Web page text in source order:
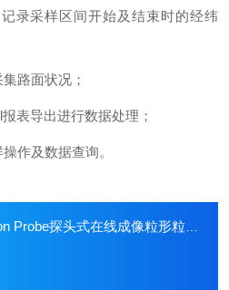
采样区间开始及结束时的经纬
路面状况；
导出进行数据处理；
作及数据查询。
Probe探头式在线成像粒形粒度仪